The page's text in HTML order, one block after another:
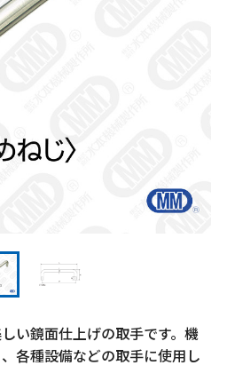
い鏡面仕上げの取手です。機
各種設備などの取手に使用し